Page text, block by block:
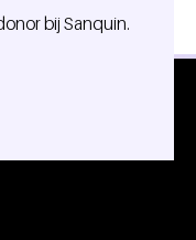
bij Sanquin.